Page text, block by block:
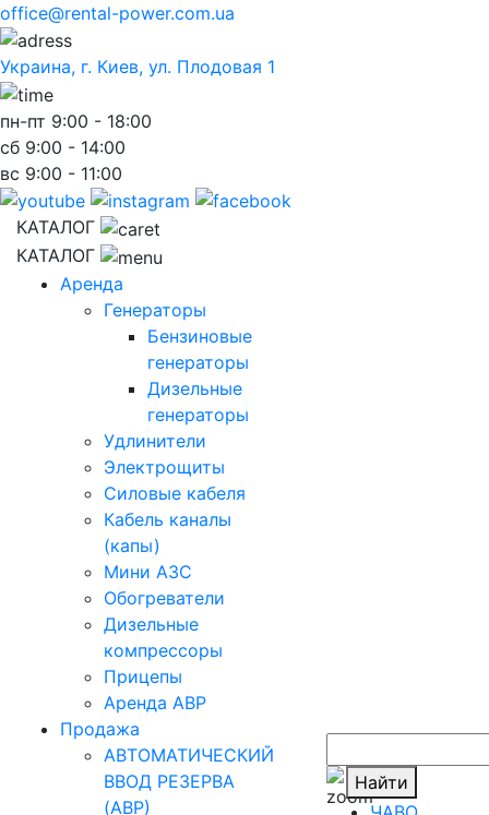
office@rental-power.com.ua
Украина, г. Киев, ул. Плодовая 1
пн-пт 9:00 - 18:00
сб 9:00 - 14:00
вс 9:00 - 11:00
КАТАЛОГ
КАТАЛОГ
Аренда
Генераторы
Бензиновые
генераторы
Дизельные
генераторы
Удлинители
Электрощиты
Силовые кабеля
Кабель каналы
(капы)
Мини АЗС
Обогреватели
Дизельные
компрессоры
Прицепы
Аренда АВР
Продажа
АВТОМАТИЧЕСКИЙ
ВВОД РЕЗЕРВА
(АВР)
Найти